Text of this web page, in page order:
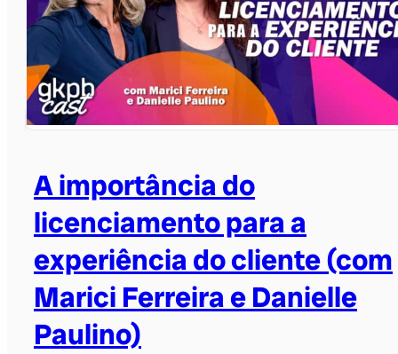
A importância do
licenciamento para a
experiência do cliente (com
Marici Ferreira e Danielle
Paulino)